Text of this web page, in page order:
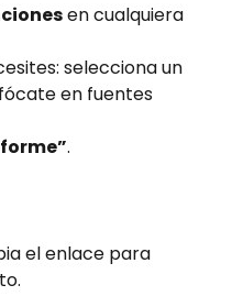
en cualquiera
selecciona un
en fuentes
.
el enlace para